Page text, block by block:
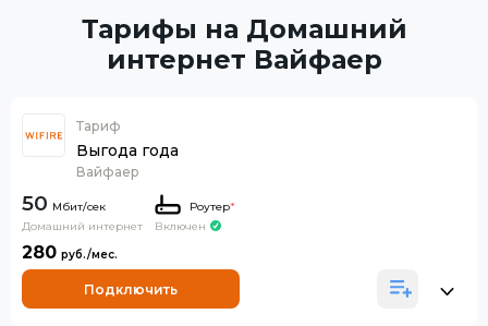
Тарифы на Домашний
интернет Вайфаер
Тариф
Выгода года
Вайфаер
50
Домашний интернет
Роутер*
Включен
280
Подключить